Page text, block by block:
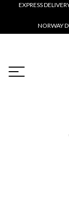
EXPRESS
NORWAY